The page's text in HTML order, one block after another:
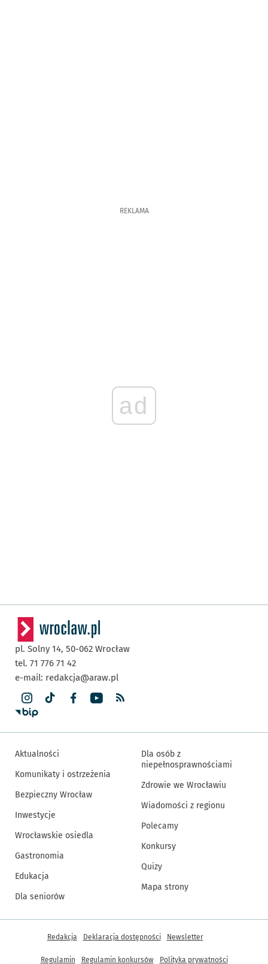
REKLAMA
ad
pl. Solny 14, 50-062 Wrocław
tel. 71 776 71 42
e-mail: redakcja@araw.pl
Aktualności
Komunikaty i ostrzeżenia
Bezpieczny Wrocław
Inwestycje
Wrocławskie osiedla
Gastronomia
Edukacja
Dla seniorów
Dla osób z
niepełnosprawnościami
Zdrowie we Wrocławiu
Wiadomości z regionu
Polecamy
Konkursy
Quizy
Mapa strony
Inne informacje
Redakcja Deklaracja dostępności Newsletter
Regulamin Regulamin konkursów Polityka prywatności